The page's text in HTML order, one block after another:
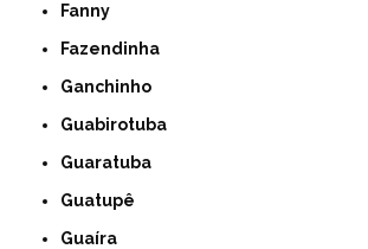
Fanny
Fazendinha
Ganchinho
Guabirotuba
Guaratuba
Guatupê
Guaíra